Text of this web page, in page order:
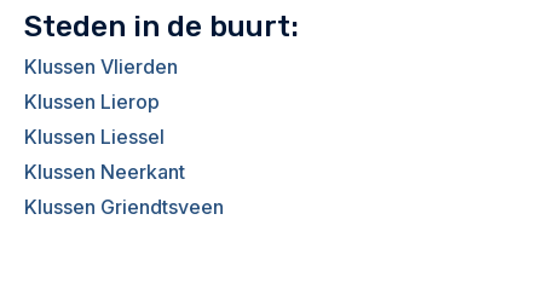
Steden in de buurt:
Klussen Vlierden
Klussen Lierop
Klussen Liessel
Klussen Neerkant
Klussen Griendtsveen